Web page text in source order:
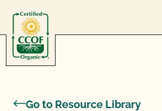
Go to Resource Library